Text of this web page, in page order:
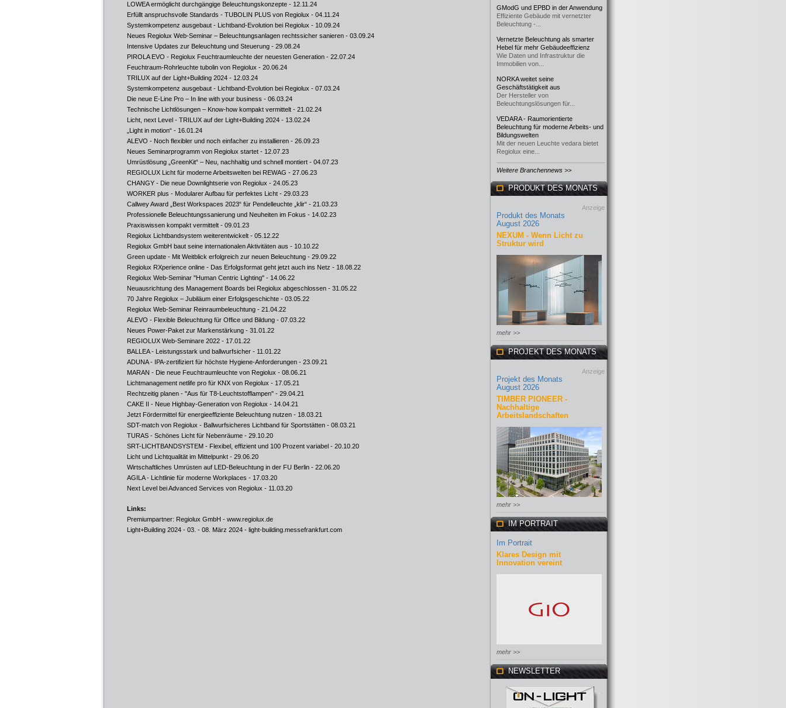
LOWEA ermöglicht durchgängige Beleuchtungskonzepte - 12.11.24
Erfüllt anspruchsvolle Standards - TUBOLIN PLUS von Regiolux - 04.11.24
Systemkompetenz ausgebaut - Lichtband-Evolution bei Regiolux - 10.09.24
Neues Regiolux Web-Seminar – Beleuchtungsanlagen rechtssicher sanieren - 03.09.24
Intensive Updates zur Beleuchtung und Steuerung - 29.08.24
PIROLA EVO - Regiolux Feuchtraumleuchte der neuesten Generation - 22.07.24
Feuchtraum-Rohrleuchte tubolin von Regiolux - 20.06.24
TRILUX auf der Light+Building 2024 - 12.03.24
Systemkompetenz ausgebaut - Lichtband-Evolution bei Regiolux - 07.03.24
Die neue E-Line Pro – In line with your business - 06.03.24
Technische Lichtlösungen – Know-how kompakt vermittelt - 21.02.24
Licht, next Level - TRILUX auf der Light+Building 2024 - 13.02.24
„Light in motion“ - 16.01.24
ALEVO - Noch flexibler und noch einfacher zu installieren - 26.09.23
Neues Seminarprogramm von Regiolux startet - 12.07.23
Umrüstlösung „GreenKit“ – Neu, nachhaltig und schnell montiert - 04.07.23
REGIOLUX Licht für moderne Arbeitswelten bei REWAG - 27.06.23
CHANGY - Die neue Downlightserie von Regiolux - 24.05.23
WORKER plus - Modularer Aufbau für perfektes Licht - 29.03.23
Callwey Award „Best Workspaces 2023“ für Pendelleuchte „klir“ - 21.03.23
Professionelle Beleuchtungssanierung und Neuheiten im Fokus - 14.02.23
Praxiswissen kompakt vermittelt - 09.01.23
Regiolux Lichtbandsystem weiterentwickelt - 05.12.22
Regiolux GmbH baut seine internationalen Aktivitäten aus - 10.10.22
Green update - Mit Weitblick erfolgreich zur neuen Beleuchtung - 29.09.22
Regiolux RXperience online - Das Erfolgsformat geht jetzt auch ins Netz - 18.08.22
Regiolux Web-Seminar "Human Centric Lighting" - 14.06.22
Neuausrichtung des Management Boards bei Regiolux abgeschlossen - 31.05.22
70 Jahre Regiolux – Jubiläum einer Erfolgsgeschichte - 03.05.22
Regiolux Web-Seminar Reinraumbeleuchtung - 21.04.22
ALEVO - Flexible Beleuchtung für Office und Bildung - 07.03.22
Neues Power-Paket zur Markenstärkung - 31.01.22
REGIOLUX Web-Seminare 2022 - 17.01.22
BALLEA - Leistungsstark und ballwurfsicher - 11.01.22
ADUNA - IPA-zertifiziert für höchste Hygiene-Anforderungen - 23.09.21
MARAN - Die neue Feuchtraumleuchte von Regiolux - 08.06.21
Lichtmanagement netlife pro für KNX von Regiolux - 17.05.21
Rechtzeitig planen - "Aus für T8-Leuchtstofflampen" - 29.04.21
CAKE II - Neue Highbay-Generation von Regiolux - 14.04.21
Jetzt Fördermittel für energieeffiziente Beleuchtung nutzen - 18.03.21
SDT-match von Regiolux - Ballwurfsicheres Lichtband für Sportstätten - 08.03.21
TURAS - Schönes Licht für Nebenräume - 29.10.20
SRT-LICHTBANDSYSTEM - Flexibel, effizient und 100 Prozent variabel - 20.10.20
Licht und Lichtqualität im Mittelpunkt - 29.06.20
Wirtschaftliches Umrüsten auf LED-Beleuchtung in der FU Berlin - 22.06.20
AGILA - Lichtlinie für moderne Workplaces - 17.03.20
Next Level bei Advanced Services von Regiolux - 11.03.20
Links:
Premiumpartner: Regiolux GmbH - www.regiolux.de
Light+Building 2024 - 03. - 08. März 2024 - light-building.messefrankfurt.com
GModG und EPBD in der Anwendung
Effiziente Gebäude mit vernetzter
Beleuchtung -...
Vernetzte Beleuchtung als smarter
Hebel für mehr Gebäudeeffizienz
Wie Daten und Infrastruktur die
Immobilien von...
NORKA weitet seine
Geschäftstätigkeit aus
Der Hersteller von
Beleuchtungslösungen für...
VEDARA - Raumorientierte
Beleuchtung für moderne Arbeits- und
Bildungswelten
Mit der neuen Leuchte vedara bietet
Regiolux eine...
Weitere Branchennews >>
PRODUKT DES MONATS
Anzeige
Produkt des Monats
August 2026
NEXUM - Wenn Licht zu
Struktur wird
mehr >>
PROJEKT DES MONATS
Anzeige
Projekt des Monats
August 2026
TIMBER PIONEER -
Nachhaltige
Arbeitslandschaften
mehr >>
IM PORTRAIT
Im Portrait
Klares Design mit
Innovation vereint
mehr >>
NEWSLETTER